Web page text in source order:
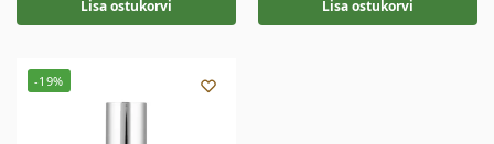
Lisa ostukorvi Lisa ostukorvi
-19%